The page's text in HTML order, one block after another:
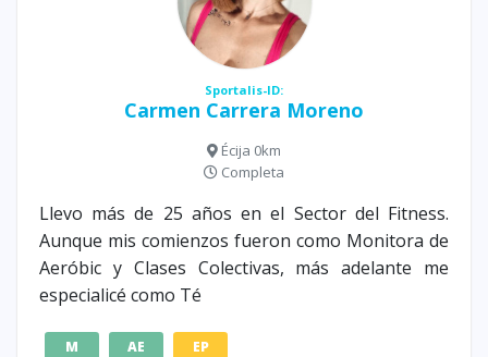
Sportalis-ID:
Carmen Carrera Moreno
Écija 0km
Completa
Llevo más de 25 años en el Sector del Fitness.
Aunque mis comienzos fueron como Monitora de
Aeróbic y Clases Colectivas, más adelante me
especialicé como Té
M AE EP